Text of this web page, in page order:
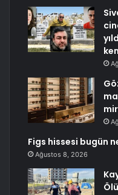
Figs hissesi bugün
Ağustos 8, 2026